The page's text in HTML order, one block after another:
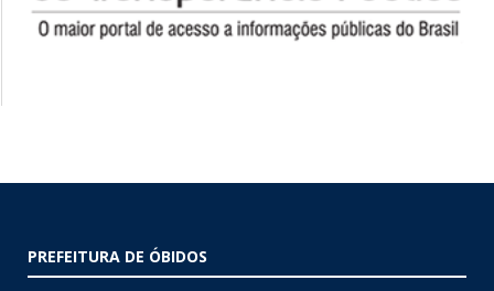
PREFEITURA DE ÓBIDOS